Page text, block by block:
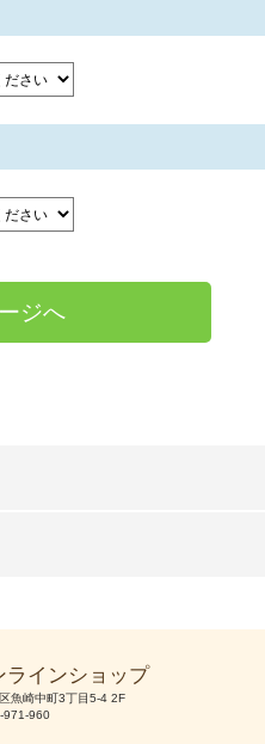
ラインショップ
魚崎中町3丁目5-4 2F
971-960